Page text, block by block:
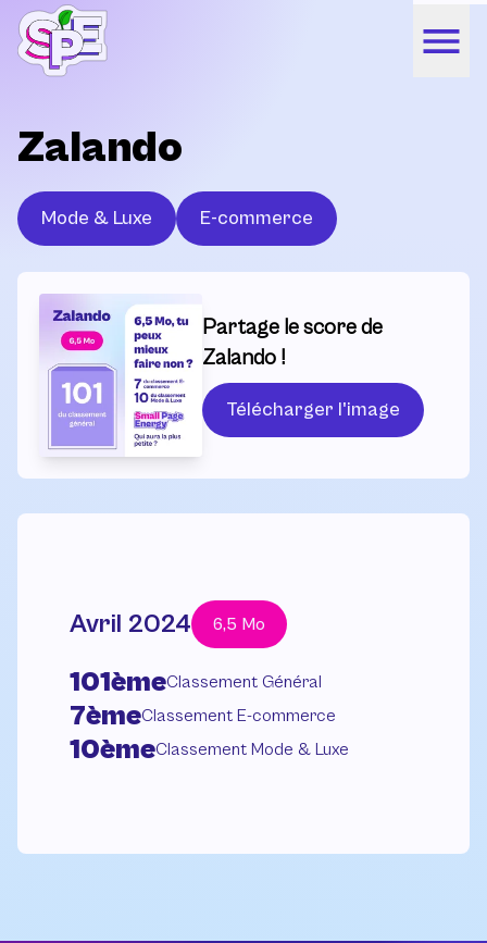
Zalando
Mode & Luxe E-commerce
Partage le score de
Zalando !
Télécharger l'image
Avril 2024 6,5 Mo
101èmeClassement Général
7èmeClassement E-commerce
10èmeClassement Mode & Luxe